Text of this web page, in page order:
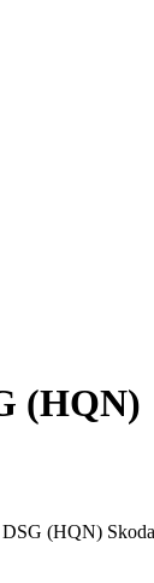
(HQN)
(HQN)